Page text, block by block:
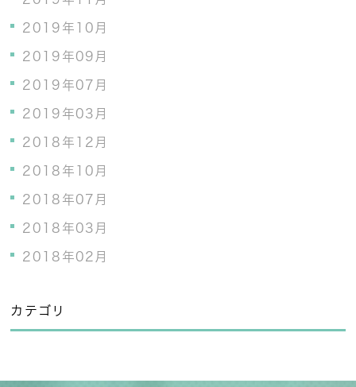
2019年10月
2019年09月
2019年07月
2019年03月
2018年12月
2018年10月
2018年07月
2018年03月
2018年02月
カテゴリ